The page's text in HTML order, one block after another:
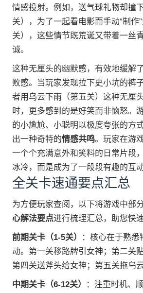
情感投射。例如，送气球礼物却撞
关），为了一起看电影而手动“制作
关），这些情节既荒诞又带着一丝
诚。
这种无厘头的幽默感，有效地缓解
败感。当玩家发现拉下史小坑的裤
者用乌云下雨（第五关）这种无厘
时，更多感到的是好笑而非恼怒。
的小尴尬、小聪明以极度夸张的方
出一种奇特的情感共鸣。玩家在游
一个个充满意外和笑料的日常片段
冰冷，而是成为了一段段有趣的互动
全关卡速通要点汇总
为方便玩家查阅，以下将游戏中部
心解法要点进行梳理汇总，助您快速
前期关卡（1-5关）
：核心在于熟悉
动。第一关移路牌引女神；第二关
第四关送斧头给女神；第五关拖乌
中期关卡（6-12关）
：注重时机、